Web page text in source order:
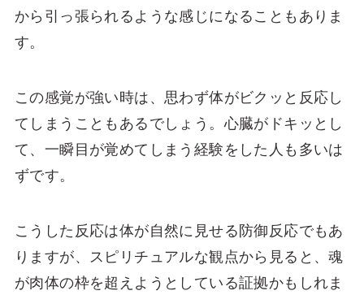
から引っ張られるような感じになることもありま
す。
この感覚が強い時は、思わず体がビクッと反応し
てしまうこともあるでしょう。心臓がドキッとし
て、一瞬目が覚めてしまう経験をした人も多いは
ずです。
こうした反応は体が自然に見せる防御反応でもあ
りますが、スピリチュアルな観点から見ると、魂
が肉体の枠を超えようとしている証拠かもしれま